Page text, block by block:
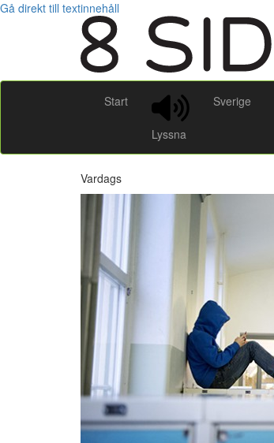
Gå direkt till textinnehåll
Start
Lyssna
Sverige
Vardags